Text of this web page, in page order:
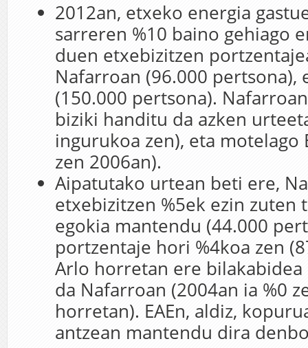
2012an, etxeko energia
sarreren %10 baino gehiago
duen etxebizitzen
Nafarroan (96.000 pertsona),
(150.000 pertsona).
biziki handitu da azken
ingurukoa zen), eta motelago
zen 2006an).
Aipatutako urtean beti ere,
etxebizitzen %5ek ezin zuten
egokia mantendu (44.000
portzentaje hori %4koa zen
Arlo horretan ere bilakabidea
da Nafarroan (2004an ia %0
horretan). EAEn, aldiz,
antzean mantendu dira